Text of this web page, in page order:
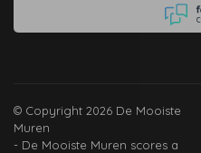
© Copyright 2026 De Mooiste
Muren
- De Mooiste Muren scores a